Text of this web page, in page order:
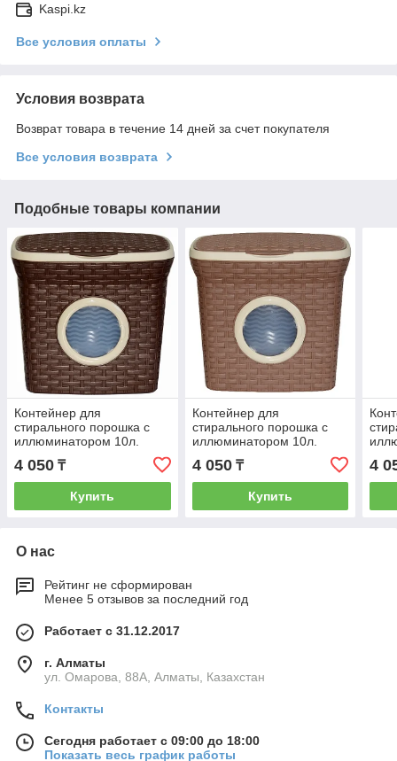
Kaspi.kz
Все условия оплаты
Условия возврата
Возврат товара в течение 14 дней за счет покупателя
Все условия возврата
Подобные товары компании
Контейнер для
стирального порошка с
иллюминатором 10л.
"Ротанг" (корич.) 211001
4 050 ₸
Купить
Контейнер для
стирального порошка с
иллюминатором 10л.
"Ротанг" (какао) 211017
4 050₸
Купить
4
О нас
Рейтинг не сформирован
Менее 5 отзывов за последний год
Работает с 31.12.2017
г. Алматы
ул. Омарова, 88А, Алматы, Казахстан
Контакты
Сегодня работает с 09:00 до 18:00
Показать весь график работы